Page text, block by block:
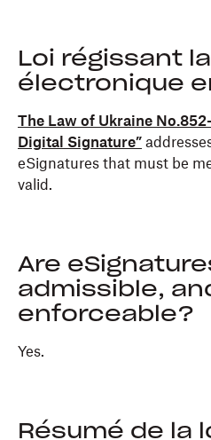
Loi régissant
électronique
The Law of Ukraine
Digital Signature”
eSignatures that must be
valid.
Are
admissible,
enforceable?
Yes.
Résumé de la